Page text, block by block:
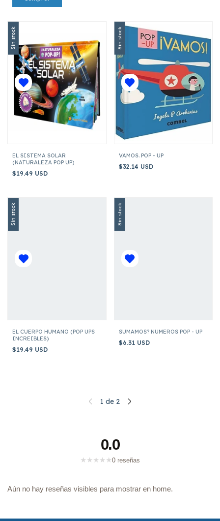
Sin stock
EL SISTEMA SOLAR
(NATURALEZA POP UP)
$19.49 USD
Sin stock
VAMOS. POP - UP
$32.14 USD
Sin stock
EL CUERPO HUMANO (POP UPS
INCREIBLES)
$19.49 USD
Sin stock
SUMAMOS? NUMEROS POP - UP
$6.31 USD
1 de 2
0.0
★ ★ ★ ★ ★0 reseñas
Aún no hay reseñas visibles para mostrar en home.